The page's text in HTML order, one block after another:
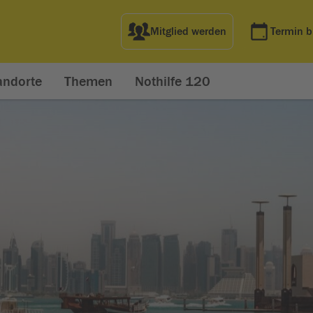
Mitglied werden Termin
Themen Nothilfe 120